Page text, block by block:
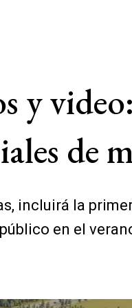
y
de
incluirá la
en el